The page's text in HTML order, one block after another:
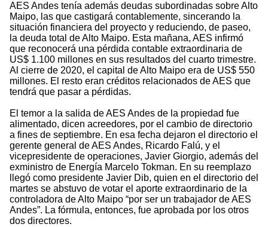
AES Andes tenía además deudas subordinadas sobre Alto
Maipo, las que castigará contablemente, sincerando la
situación financiera del proyecto y reduciendo, de paseo,
la deuda total de Alto Maipo. Esta mañana, AES infirmó
que reconocerá una pérdida contable extraordinaria de
US$ 1.100 millones en sus resultados del cuarto trimestre.
Al cierre de 2020, el capital de Alto Maipo era de US$ 550
millones. El resto eran créditos relacionados de AES que
tendrá que pasar a pérdidas.
El temor a la salida de AES Andes de la propiedad fue
alimentado, dicen acreedores, por el cambio de directorio
a fines de septiembre. En esa fecha dejaron el directorio el
gerente general de AES Andes, Ricardo Falú, y el
vicepresidente de operaciones, Javier Giorgio, además del
exministro de Energía Marcelo Tokman. En su reemplazo
llegó como presidente Javier Dib, quien en el directorio del
martes se abstuvo de votar el aporte extraordinario de la
controladora de Alto Maipo “por ser un trabajador de AES
Andes”. La fórmula, entonces, fue aprobada por los otros
dos directores.